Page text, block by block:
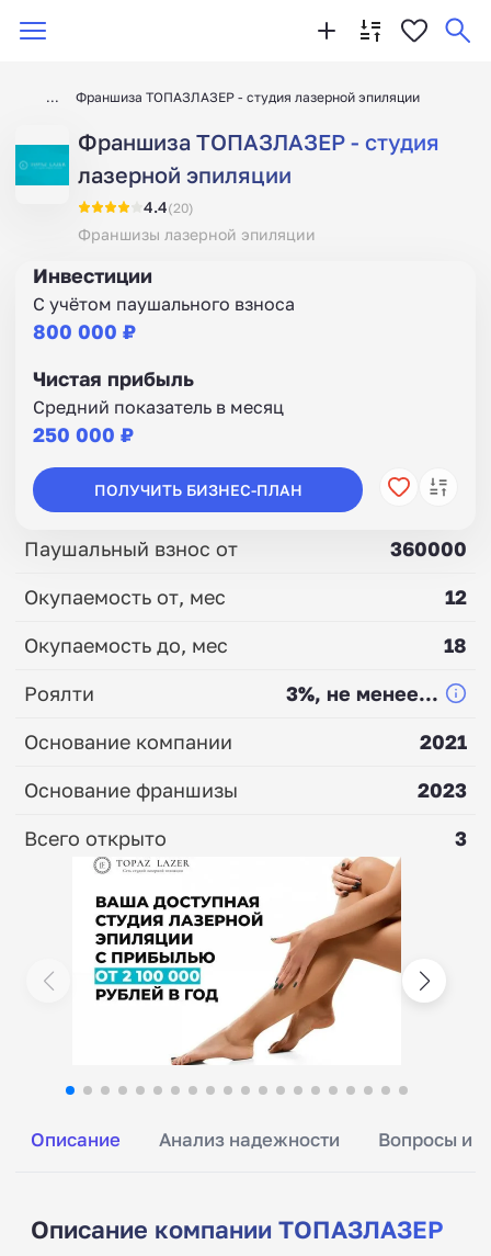
Франшиза ТОПАЗЛАЗЕР - студия лазерной эпиляции
Франшиза ТОПАЗЛАЗЕР - студия
лазерной эпиляции
4.4(20)
Франшизы лазерной эпиляции
Описание Анализ надежности Вопросы и
Описание компании ТОПАЗЛАЗЕР
Инвестиции
С учётом паушального взноса
800 000 ₽
Чистая прибыль
Средний показатель в месяц
250 000 ₽
ПОЛУЧИТЬ БИЗНЕС-ПЛАН
Паушальный взнос от
360000
Окупаемость от, мес
12
Окупаемость до, мес
18
Роялти
3%, не менее...
Основание компании
2021
Основание франшизы
2023
Всего открыто
3